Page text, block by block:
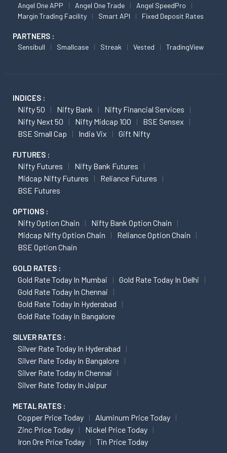
Angel One APP Angel One Trade
Angel SpeedPro
Margin Trading Facility
Smart API Fixed Deposit Rates
PARTNERS :
Sensibull Smallcase Streak Vested TradingView
INDICES :
Nifty 50 Nifty Bank
Nifty Financial Services
Nifty Next 50
Nifty Midcap 100
BSE Sensex
BSE Small Cap
India Vix Gift Nifty
FUTURES :
Nifty Futures
Nifty Bank Futures
Midcap Nifty Futures
Reliance Futures
BSE Futures
OPTIONS :
Nifty Option Chain
Nifty Bank Option Chain
Midcap Nifty Option Chain
Reliance Option Chain
BSE Option Chain
GOLD RATES :
Gold Rate Today In Mumbai
Gold Rate Today In Delhi
Gold Rate Today In Chennai
Gold Rate Today In Hyderabad
Gold Rate Today In Bangalore
SILVER RATES :
Silver Rate Today In Hyderabad
Silver Rate Today In Bangalore
Silver Rate Today In Chennai
Silver Rate Today In Jaipur
METAL RATES :
Copper Price Today
Aluminum Price Today
Zinc Price Today
Nickel Price Today
Iron Ore Price Today
Tin Price Today